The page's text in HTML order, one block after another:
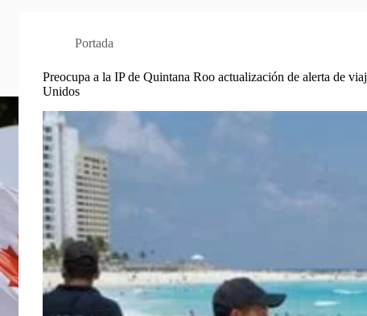
Portada
Preocupa a la IP de Quintana Roo actualización de alerta de
Unidos